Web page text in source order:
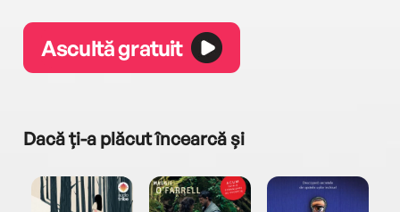
Ascultă gratuit
Dacă ți-a plăcut încearcă și